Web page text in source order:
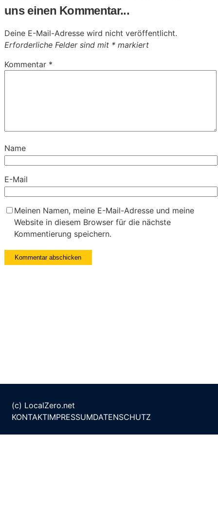
uns einen Kommentar...
Deine E-Mail-Adresse wird nicht veröffentlicht.
Erforderliche Felder sind mit *markiert
Kommentar *
Name
E-Mail
Meinen Namen, meine E-Mail-Adresse und meine
Website in diesem Browser für die nächste
Kommentierung speichern.
(c) LocalZero.net
KONTAKTIMPRESSUMDATENSCHUTZ